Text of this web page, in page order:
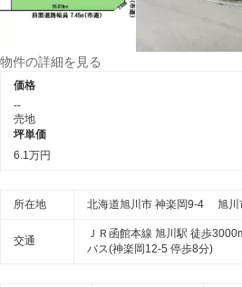
物件の詳細を見る
価格
--
売地
坪単価
6.1万円
所在地 北海道旭川市 神楽岡9-4 旭川
交通
ＪＲ函館本線 旭川駅 徒歩
バス(神楽岡12-5 停歩8分)